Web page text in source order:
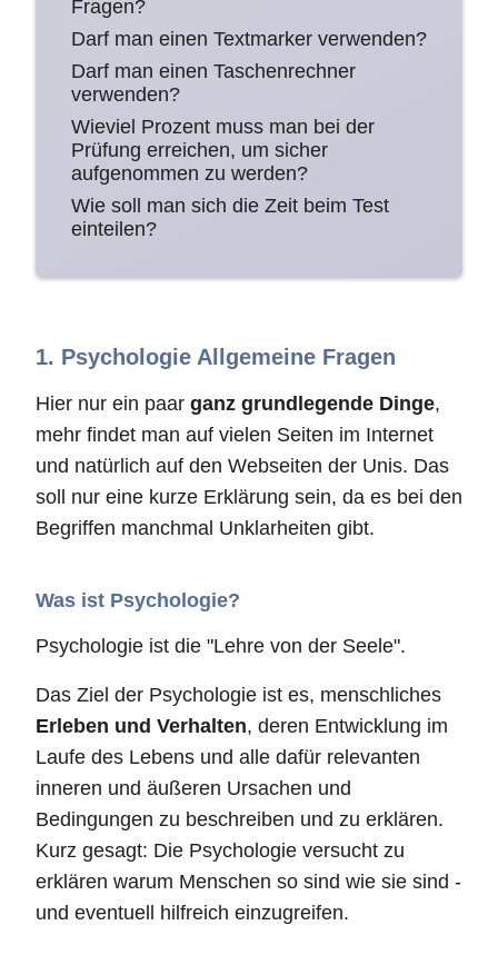
Fragen?
Darf man einen Textmarker verwenden?
Darf man einen Taschenrechner
verwenden?
Wieviel Prozent muss man bei der
Prüfung erreichen, um sicher
aufgenommen zu werden?
Wie soll man sich die Zeit beim Test
einteilen?
1. Psychologie Allgemeine Fragen
Hier nur ein paar ganz grundlegende Dinge,
mehr findet man auf vielen Seiten im Internet
und natürlich auf den Webseiten der Unis. Das
soll nur eine kurze Erklärung sein, da es bei den
Begriffen manchmal Unklarheiten gibt.
Was ist Psychologie?
Psychologie ist die "Lehre von der Seele".
Das Ziel der Psychologie ist es, menschliches
Erleben und Verhalten, deren Entwicklung im
Laufe des Lebens und alle dafür relevanten
inneren und äußeren Ursachen und
Bedingungen zu beschreiben und zu erklären.
Kurz gesagt: Die Psychologie versucht zu
erklären warum Menschen so sind wie sie sind -
und eventuell hilfreich einzugreifen.